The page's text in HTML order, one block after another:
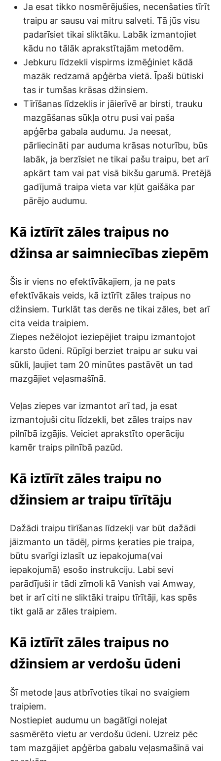
Ja esat tikko nosmērējušies, necenšaties tīrīt
traipu ar sausu vai mitru salveti. Tā jūs visu
padarīsiet tikai sliktāku. Labāk izmantojiet
kādu no tālāk aprakstītajām metodēm.
Jebkuru līdzekli vispirms izmēģiniet kādā
mazāk redzamā apģērba vietā. Īpaši būtiski
tas ir tumšas krāsas džinsiem.
Tīrīšanas līdzeklis ir jāierīvē ar birsti, trauku
mazgāšanas sūkļa otru pusi vai paša
apģērba gabala audumu. Ja neesat,
pārliecināti par auduma krāsas noturību, būs
labāk, ja berzīsiet ne tikai pašu traipu, bet arī
apkārt tam vai pat visā bikšu garumā. Pretējā
gadījumā traipa vieta var kļūt gaišāka par
pārējo audumu.
Kā iztīrīt zāles traipus no
džinsa ar saimniecības ziepēm
Šis ir viens no efektīvākajiem, ja ne pats
efektīvākais veids, kā iztīrīt zāles traipus no
džinsiem. Turklāt tas derēs ne tikai zāles, bet arī
cita veida traipiem.
Ziepes nežēlojot ieziepējiet traipu izmantojot
karsto ūdeni. Rūpīgi berziet traipu ar suku vai
sūkli, ļaujiet tam 20 minūtes pastāvēt un tad
mazgājiet veļasmašīnā.
Veļas ziepes var izmantot arī tad, ja esat
izmantojuši citu līdzekli, bet zāles traips nav
pilnībā izgājis. Veiciet aprakstīto operāciju
kamēr traips pilnībā pazūd.
Kā iztīrīt zāles traipu no
džinsiem ar traipu tīrītāju
Dažādi traipu tīrīšanas līdzekļi var būt dažādi
jāizmanto un tādēļ, pirms ķeraties pie traipa,
būtu svarīgi izlasīt uz iepakojuma(vai
iepakojumā) esošo instrukciju. Labi sevi
parādījuši ir tādi zīmoli kā Vanish vai Amway,
bet ir arī citi ne sliktāki traipu tīrītāji, kas spēs
tikt galā ar zāles traipiem.
Kā iztīrīt zāles traipus no
džinsiem ar verdošu ūdeni
Šī metode ļaus atbrīvoties tikai no svaigiem
traipiem.
Nostiepiet audumu un bagātīgi nolejat
sasmērēto vietu ar verdošu ūdeni. Uzreiz pēc
tam mazgājiet apģērba gabalu veļasmašīnā vai